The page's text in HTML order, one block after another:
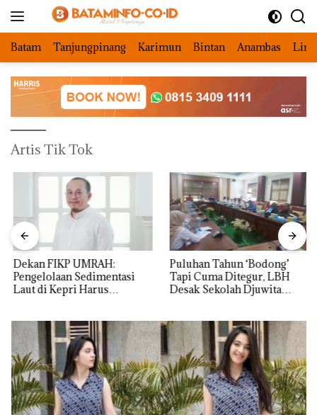
Batam Tanjungpinang Karimun Bintan Anambas
Artis Tik Tok
Dekan FIKP UMRAH:
Pengelolaan Sedimentasi
Laut di Kepri Harus
dengan Konservasi
Puluhan Tahun ‘Bodong’
Tapi Cuma Ditegur, LBH
Desak Sekolah Djuwita